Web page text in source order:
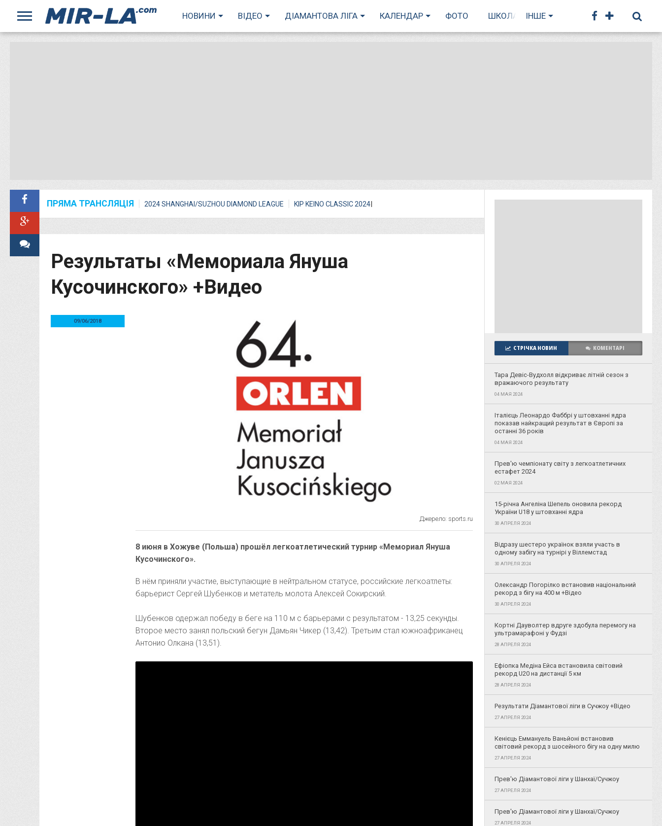
НОВИНИ ВІДЕО ДІАМАНТОВА ЛІГА КАЛЕНДАР ФОТО ШКОЛА БІГУ
ІНШЕ
ПРЯМА ТРАНСЛЯЦІЯ 2024 SHANGHAI/SUZHOU DIAMOND LEAGUE I
KIP KEINO CLASSIC 2024
Результаты «Мемориала Януша
Кусочинского» +Видео
Джерело: sports.ru
8 июня в Хожуве (Польша) прошёл легкоатлетический турнир «Мемориал Януша
Кусочинского».
В нём приняли участие, выступающие в нейтральном статусе, российские легкоатлеты:
барьерист Сергей Шубенков и метатель молота Алексей Сокирский.
Шубенков одержал победу в беге на 110 м с барьерами с результатом - 13,25 секунды.
Второе место занял польский бегун Дамьян Чикер (13,42). Третьим стал южноафриканец
Антонио Олкана (13,51).
09/06/2018
СТРІЧКА НОВИН КОМЕНТАРІ
Тара Девіс-Вудхолл відкриває літній сезон з
вражаючого результату
04 МАЯ 2024
Італієць Леонардо Фаббрі у штовханні ядра
показав найкращий результат в Європі за
останні 36 років
04 МАЯ 2024
Прев'ю чемпіонату світу з легкоатлетичних
естафет 2024
02 МАЯ 2024
15-річна Ангеліна Шепель оновила рекорд
України U18 у штовханні ядра
30 АПРЕЛЯ 2024
Відразу шестеро українок взяли участь в
одному забігу на турнірі у Віллемстад
30 АПРЕЛЯ 2024
Олександр Погорілко встановив національний
рекорд з бігу на 400 м +Відео
30 АПРЕЛЯ 2024
Кортні Дауволтер вдруге здобула перемогу на
ультрамарафоні у Фудзі
28 АПРЕЛЯ 2024
Ефіопка Медіна Ейса встановила світовий
рекорд U20 на дистанції 5 км
28 АПРЕЛЯ 2024
Результати Діамантової ліги в Сучжоу +Відео
27 АПРЕЛЯ 2024
Кенієць Еммануель Ваньйоні встановив
світовий рекорд з шосейного бігу на одну милю
27 АПРЕЛЯ 2024
Прев'ю Діамантової ліги у Шанхаї/Сучжоу
27 АПРЕЛЯ 2024
Прев'ю Діамантової ліги у Шанхаї/Сучжоу
27 АПРЕЛЯ 2024